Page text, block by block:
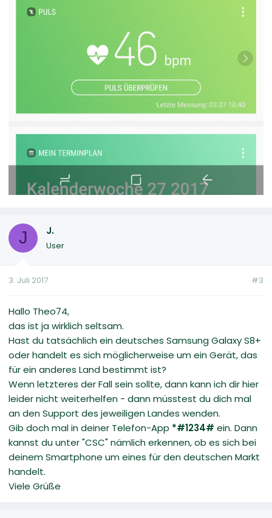
J J.
User
3. Juli 2017 #3
Hallo Theo74,
das ist ja wirklich seltsam.
Hast du tatsächlich ein deutsches Samsung Galaxy S8+
oder handelt es sich möglicherweise um ein Gerät, das
für ein anderes Land bestimmt ist?
Wenn letzteres der Fall sein sollte, dann kann ich dir hier
leider nicht weiterhelfen - dann müsstest du dich mal
an den Support des jeweiligen Landes wenden.
Gib doch mal in deiner Telefon-App *#1234# ein. Dann
kannst du unter "CSC" nämlich erkennen, ob es sich bei
deinem Smartphone um eines für den deutschen Markt
handelt.
Viele Grüße